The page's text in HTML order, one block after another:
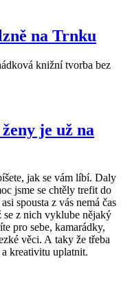
na Trnku
knižní tvorba bez
je už na
jak se vám líbí. Daly
jsme se chtěly trefit do
spousta z vás nemá čas
se z nich vyklube nějaký
pro sebe, kamarádky,
věci. A taky že třeba
kreativitu uplatnit.